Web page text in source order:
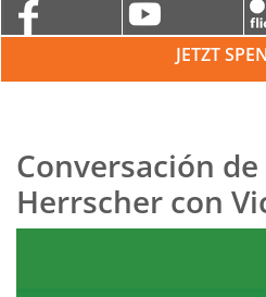
JETZT
Conversación
Herrscher con